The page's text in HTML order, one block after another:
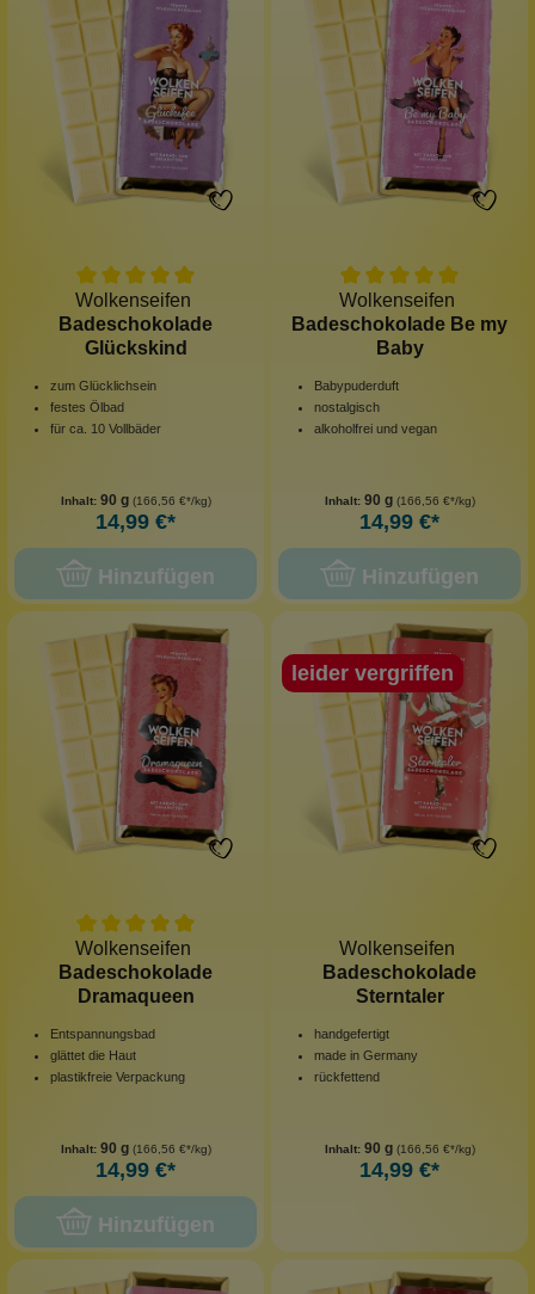
Wolkenseifen
Badeschokolade
Glückskind
zum Glücklichsein
festes Ölbad
für ca. 10 Vollbäder
Inhalt: 90 g (166,56 €*/kg)
14,99 €*
Hinzufügen
Wolkenseifen
Badeschokolade Be my
Baby
Babypuderduft
nostalgisch
alkoholfrei und vegan
Inhalt: 90 g (166,56 €*/kg)
14,99 €*
Hinzufügen
Wolkenseifen
Badeschokolade
Dramaqueen
Entspannungsbad
glättet die Haut
plastikfreie Verpackung
Inhalt: 90 g (166,56 €*/kg)
14,99 €*
Hinzufügen
leider vergriffen
Wolkenseifen
Badeschokolade
Sterntaler
handgefertigt
made in Germany
rückfettend
Inhalt: 90 g (166,56 €*/kg)
14,99 €*